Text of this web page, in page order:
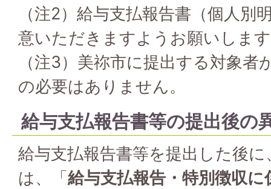
（注2）給与支払報告書（個人別
意いただきますようお願いしま
（注3）美祢市に提出する対象者
の必要はありません。
給与支払報告書等の提出後の
給与支払報告書等を提出した後
は、「給与支払報告・特別徴収